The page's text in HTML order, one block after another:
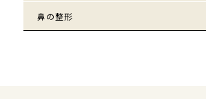
鼻の整形